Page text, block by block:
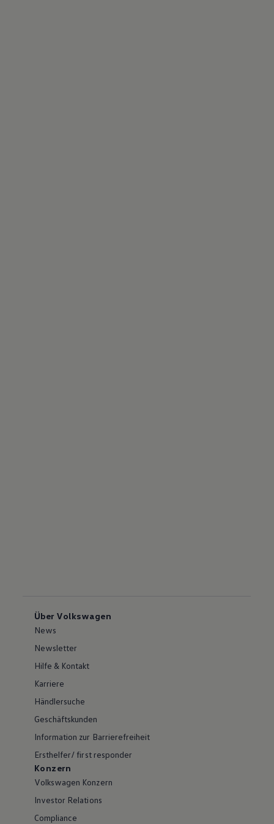
Über Volkswagen
News
Newsletter
Hilfe & Kontakt
Karriere
Händlersuche
Geschäftskunden
Information zur Barrierefreiheit
Ersthelfer/ first responder
Konzern
Volkswagen Konzern
Investor Relations
Compliance